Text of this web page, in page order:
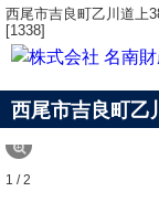
西尾市吉良町乙川道上
[1338]
西尾市吉良町乙
1 / 2